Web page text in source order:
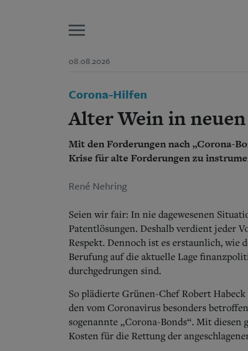
08.08.2026
Start
Aktuelle Ausgabe
Abonnent werden
Abo Prämien
Mediadaten
Suchen und finden
Corona-Hilfen
Alter Wein in
Mit den Forderungen nach „Corona-
Krise für alte Forderungen zu
René Nehring
Seien wir fair: In nie dagewesenen
Patentlösungen. Deshalb verdient jeder
Respekt. Dennoch ist es erstaunlich,
Berufung auf die aktuelle Lage
durchgedrungen sind.
So plädierte Grünen-Chef Robert
den vom Coronavirus besonders
sogenannte „Corona-Bonds“. Mit
Kosten für die Rettung der